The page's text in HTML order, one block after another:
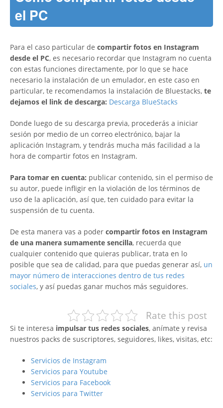
el PC
Para el caso particular de compartir fotos en Instagram
desde el PC, es necesario recordar que Instagram no cuenta
con estas funciones directamente, por lo que se hace
necesario la instalación de un emulador, en este caso en
particular, te recomendamos la instalación de Bluestacks, te
dejamos el link de descarga: Descarga BlueStacks
Donde luego de su descarga previa, procederás a iniciar
sesión por medio de un correo electrónico, bajar la
aplicación Instagram, y tendrás mucha más facilidad a la
hora de compartir fotos en Instagram.
Para tomar en cuenta: publicar contenido, sin el permiso de
su autor, puede infligir en la violación de los términos de
uso de la aplicación, así que, ten cuidado para evitar la
suspensión de tu cuenta.
De esta manera vas a poder compartir fotos en Instagram
de una manera sumamente sencilla, recuerda que
cualquier contenido que quieras publicar, trata en lo
posible que sea de calidad, para que puedas generar así, un
mayor número de interacciones dentro de tus redes
sociales, y así puedas ganar muchos más seguidores.
Rate this post
Si te interesa impulsar tus redes sociales, anímate y revisa
nuestros packs de suscriptores, seguidores, likes, visitas, etc:
Servicios de Instagram
Servicios para Youtube
Servicios para Facebook
Servicios para Twitter